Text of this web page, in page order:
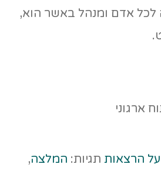
לכל אדם ומנהל באשר הוא,
ארגוני
הרצאות תגיות: המלצה,